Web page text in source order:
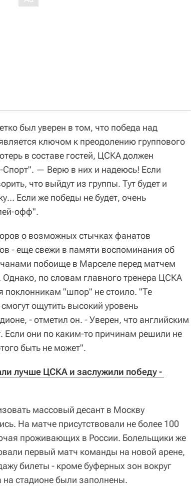
был уверен в том, что победа над
ключом к преодолению группового
в составе гостей, ЦСКА должен
— Верю в них и надеюсь! Если
что выйдут из группы. Тут будет и
Если же победы не будет, очень
офф".
о возможных стычках фанатов
- еще свежи в памяти воспоминания об
побоище в Марселе перед матчем
по словам главного тренера ЦСКА
поклонникам "шпор" не стоило. "Те
ощутить высокий уровень
- отметил он. - Уверен, что английским
Если они по каким-то причинам решили не
быть не может".
лучше ЦСКА и заслужили победу -
массовый десант в Москву
На матче присутствовали не более 100
проживающих в России. Болельщики же
первый матч команды на новой арене,
билеты - кроме буферных зон вокруг
на стадионе были заполнены.